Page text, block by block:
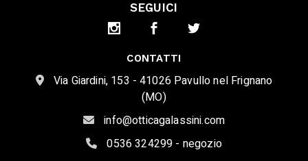
SEGUICI
CONTATTI
Via Giardini, 153 - 41026 Pavullo nel Frignano
(MO)
info@otticagalassini.com
0536 324299 - negozio